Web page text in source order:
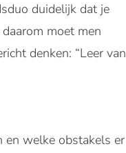
duidelijk dat je
moet men
denken: “Leer van
en welke obstakels er